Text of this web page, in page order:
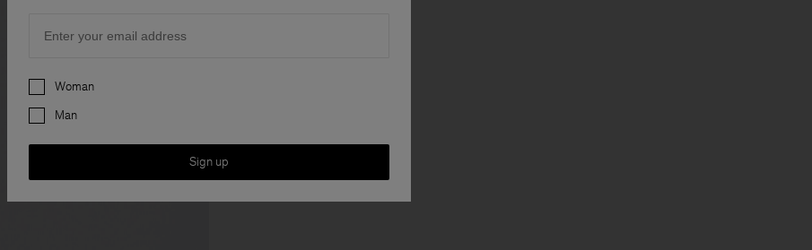
Preferences
Woman
Man
Sign up